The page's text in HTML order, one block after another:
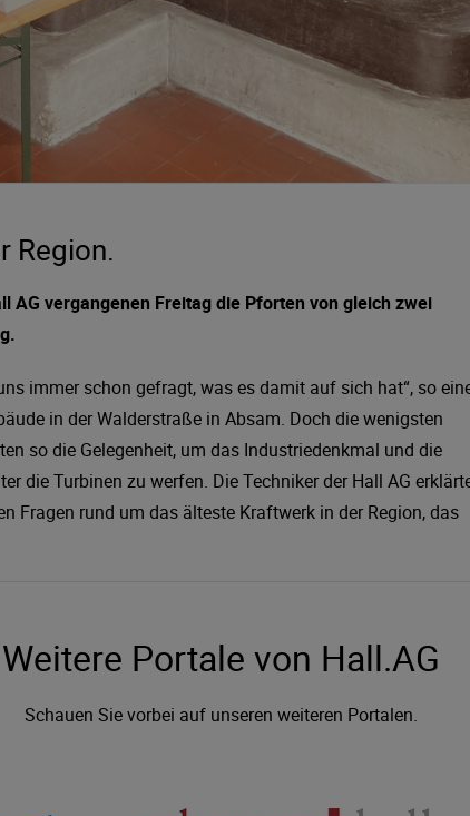
Region.
AG vergangenen Freitag die Pforten von gleich zwei
immer schon gefragt, was es damit auf sich hat“, so
in der Walderstraße in Absam. Doch die wenigsten
so die Gelegenheit, um das Industriedenkmal und die
die Turbinen zu werfen. Die Techniker der Hall AG
Fragen rund um das älteste Kraftwerk in der Region, das
Weitere Portale von Hall.AG
Schauen Sie vorbei auf unseren weiteren Portalen.